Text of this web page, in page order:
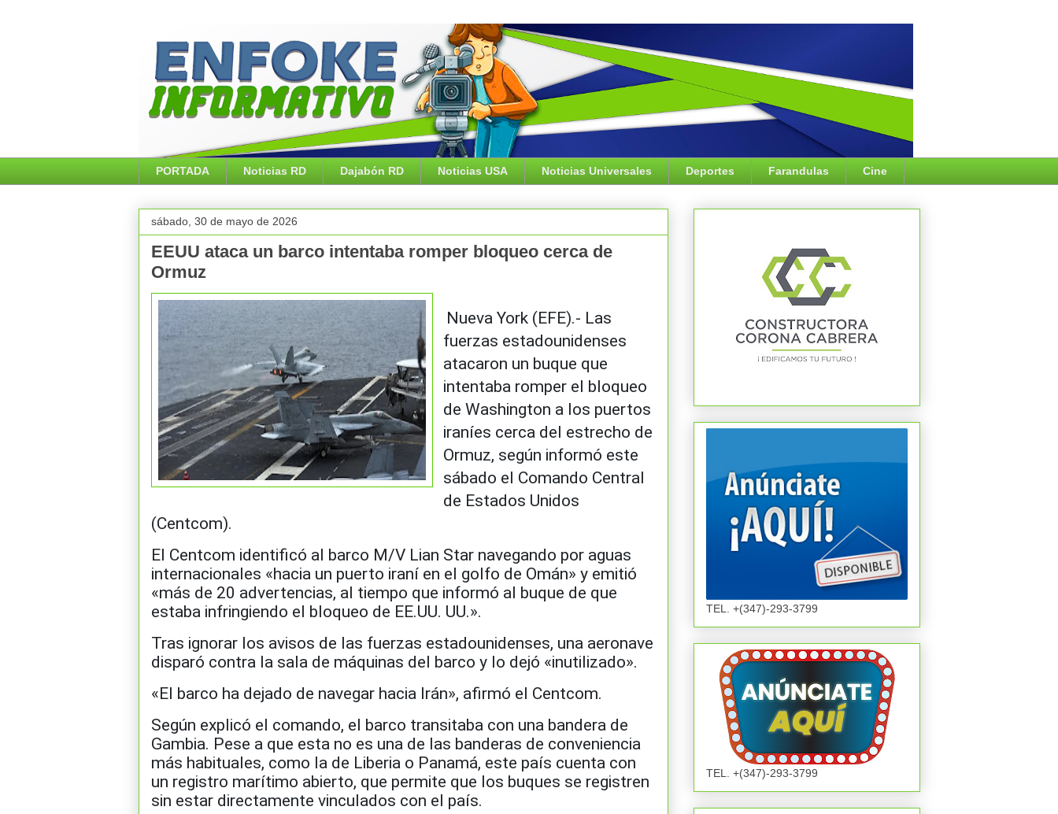
PORTADA Noticias RD Dajabón RD Noticias USA Noticias Universales Deportes Farandulas Cine
sábado, 30 de mayo de 2026
EEUU ataca un barco intentaba romper bloqueo cerca de
Ormuz
Nueva York (EFE).- Las
fuerzas estadounidenses
atacaron un buque que
intentaba romper el bloqueo
de Washington a los puertos
iraníes cerca del estrecho de
Ormuz, según informó este
sábado el Comando Central
de Estados Unidos
(Centcom).
El Centcom identificó al barco M/V Lian Star navegando por aguas
internacionales «hacia un puerto iraní en el golfo de Omán» y emitió
«más de 20 advertencias, al tiempo que informó al buque de que
estaba infringiendo el bloqueo de EE.UU. UU.».
Tras ignorar los avisos de las fuerzas estadounidenses, una aeronave
disparó contra la sala de máquinas del barco y lo dejó «inutilizado».
«El barco ha dejado de navegar hacia Irán», afirmó el Centcom.
Según explicó el comando, el barco transitaba con una bandera de
Gambia. Pese a que esta no es una de las banderas de conveniencia
más habituales, como la de Liberia o Panamá, este país cuenta con
un registro marítimo abierto, que permite que los buques se registren
sin estar directamente vinculados con el país.
TEL. +(347)-293-3799
TEL. +(347)-293-3799